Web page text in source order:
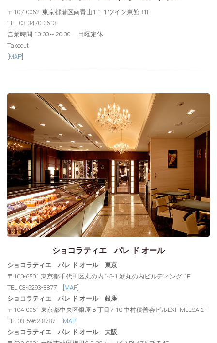
〒107-0062 東京都港区南青山1-1-1 ツイン東館B1F
TEL 03-3470-0613
営業時間 10:00～20:00 日曜定休
Takeout
MAP
ショコラティエ パレ ド オール
ショコラティエ パレ ド オール 東京
〒100-6501 東京都千代田区丸の内1-5-1 新丸の内ビルディング 1F
TEL 03-5293-8877 [ MAP
ショコラティエ パレ ド オール 銀座
〒104-0061 東京都中央区銀座５丁目7-10 中村積善会ビルEXITMELSA１F
TEL03-5962-8787 [ MAP
ショコラティエ パレ ド オール 大阪